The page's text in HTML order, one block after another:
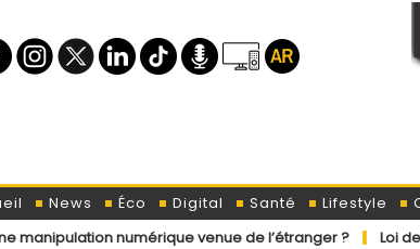
News Éco Digital Santé Lifestyle
venue de l’étranger ?
Loi de finances 2027